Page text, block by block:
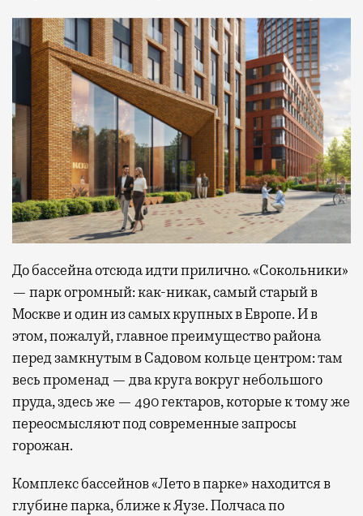
До бассейна отсюда идти прилично. «Сокольники»
— парк огромный: как-никак, самый старый в
Москве и один из самых крупных в Европе. И в
этом, пожалуй, главное преимущество района
перед замкнутым в Садовом кольце центром: там
весь променад — два круга вокруг небольшого
пруда, здесь же — 490 гектаров, которые к тому же
переосмысляют под современные запросы
горожан.
Комплекс бассейнов «Лето в парке» находится в
глубине парка, ближе к Яузе. Полчаса по